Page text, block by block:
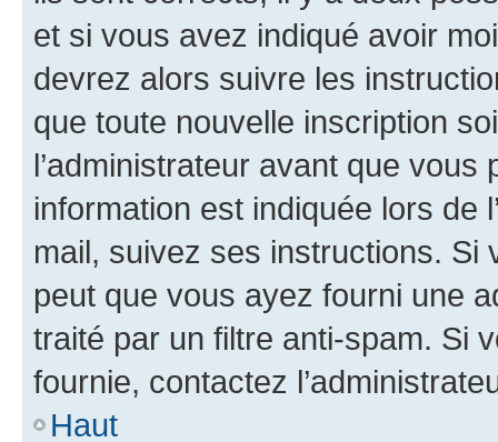
et si vous avez indiqué avoir
devrez alors suivre les
que toute nouvelle inscription
l’administrateur avant que
information est indiquée lors de
mail, suivez ses instructions. Si
peut que vous ayez fourni une
traité par un filtre anti-spam. Si
fournie, contactez
Haut